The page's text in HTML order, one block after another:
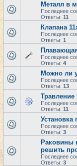
Металл в
Последнее
Ответы: 11
Клапана
Последнее
Ответы: 1
Последнее
Ответы: 4
Можно ли
Последнее
Ответы: 13
Травление
Последнее
Ответы: 11
Установка
Последнее
Ответы: 3
Раковины
решить
Последнее
Ответы: 3